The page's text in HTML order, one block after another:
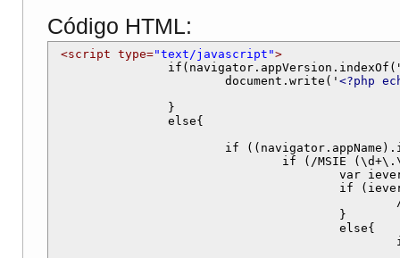
Código HTML:
<script type="text/javascript">
			document.write('
<?php